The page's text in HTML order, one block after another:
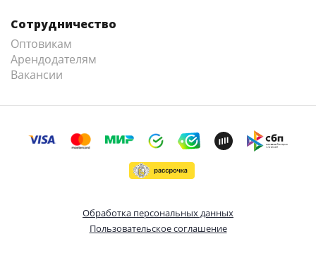
Сотрудничество
Оптовикам
Арендодателям
Вакансии
Обработка персональных данных
Пользовательское соглашение